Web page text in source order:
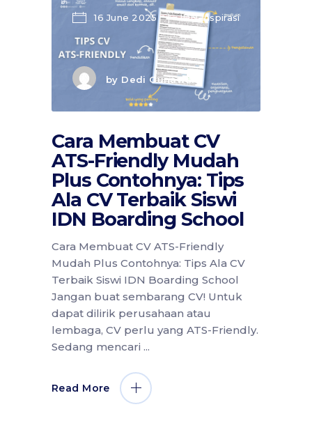
16 June 2025 IDN Inspirasi
by Dedi Gunawan
Cara Membuat CV
ATS-Friendly Mudah
Plus Contohnya: Tips
Ala CV Terbaik Siswi
IDN Boarding School
Cara Membuat CV ATS-Friendly
Mudah Plus Contohnya: Tips Ala CV
Terbaik Siswi IDN Boarding School
Jangan buat sembarang CV! Untuk
dapat dilirik perusahaan atau
lembaga, CV perlu yang ATS-Friendly.
Sedang mencari
Read More